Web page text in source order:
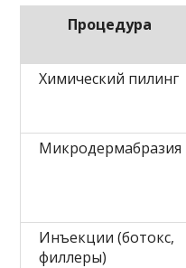
Процедура
Химический пилинг
Микродермабразия
Инъекции (ботокс,
филлеры)